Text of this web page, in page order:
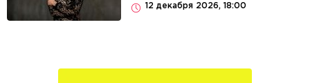
12 декабря 2026, 18:00